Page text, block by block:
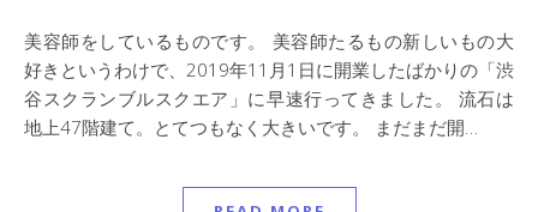
美容師をしているものです。 美容師たるもの新しいもの大
好きというわけで、2019年11月1日に開業したばかりの「渋
谷スクランブルスクエア」に早速行ってきました。 流石は
地上47階建て。とてつもなく大きいです。 まだまだ開…